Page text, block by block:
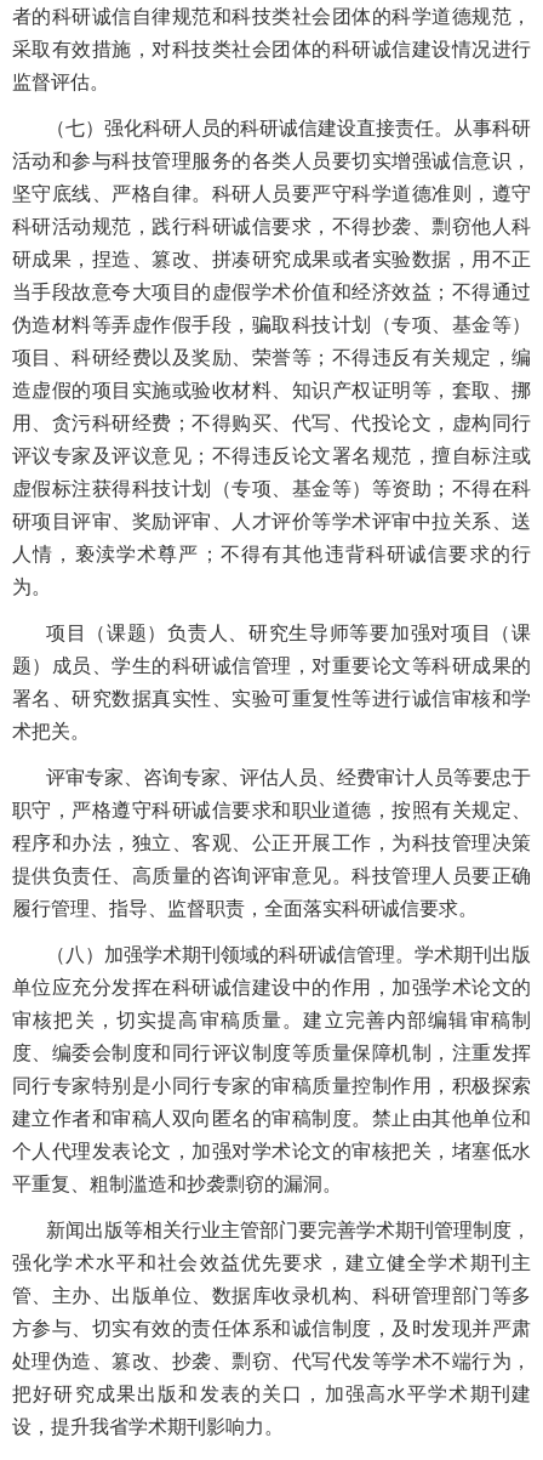
者的科研诚信自律规范和科技类社会团体的科学道德规范，
采取有效措施，对科技类社会团体的科研诚信建设情况进行
监督评估。
（七）强化科研人员的科研诚信建设直接责任。从事科研
活动和参与科技管理服务的各类人员要切实增强诚信意识，
坚守底线、严格自律。科研人员要严守科学道德准则，遵守
科研活动规范，践行科研诚信要求，不得抄袭、剽窃他人科
研成果，捏造、篡改、拼凑研究成果或者实验数据，用不正
当手段故意夸大项目的虚假学术价值和经济效益；不得通过
伪造材料等弄虚作假手段，骗取科技计划（专项、基金等）
项目、科研经费以及奖励、荣誉等；不得违反有关规定，编
造虚假的项目实施或验收材料、知识产权证明等，套取、挪
用、贪污科研经费；不得购买、代写、代投论文，虚构同行
评议专家及评议意见；不得违反论文署名规范，擅自标注或
虚假标注获得科技计划（专项、基金等）等资助；不得在科
研项目评审、奖励评审、人才评价等学术评审中拉关系、送
人情，亵渎学术尊严；不得有其他违背科研诚信要求的行
为。
项目（课题）负责人、研究生导师等要加强对项目（课
题）成员、学生的科研诚信管理，对重要论文等科研成果的
署名、研究数据真实性、实验可重复性等进行诚信审核和学
术把关。
评审专家、咨询专家、评估人员、经费审计人员等要忠于
职守，严格遵守科研诚信要求和职业道德，按照有关规定、
程序和办法，独立、客观、公正开展工作，为科技管理决策
提供负责任、高质量的咨询评审意见。科技管理人员要正确
履行管理、指导、监督职责，全面落实科研诚信要求。
（八）加强学术期刊领域的科研诚信管理。学术期刊出版
单位应充分发挥在科研诚信建设中的作用，加强学术论文的
审核把关，切实提高审稿质量。建立完善内部编辑审稿制
度、编委会制度和同行评议制度等质量保障机制，注重发挥
同行专家特别是小同行专家的审稿质量控制作用，积极探索
建立作者和审稿人双向匿名的审稿制度。禁止由其他单位和
个人代理发表论文，加强对学术论文的审核把关，堵塞低水
平重复、粗制滥造和抄袭剽窃的漏洞。
新闻出版等相关行业主管部门要完善学术期刊管理制度，
强化学术水平和社会效益优先要求，建立健全学术期刊主
管、主办、出版单位、数据库收录机构、科研管理部门等多
方参与、切实有效的责任体系和诚信制度，及时发现并严肃
处理伪造、篡改、抄袭、剽窃、代写代发等学术不端行为，
把好研究成果出版和发表的关口，加强高水平学术期刊建
设，提升我省学术期刊影响力。